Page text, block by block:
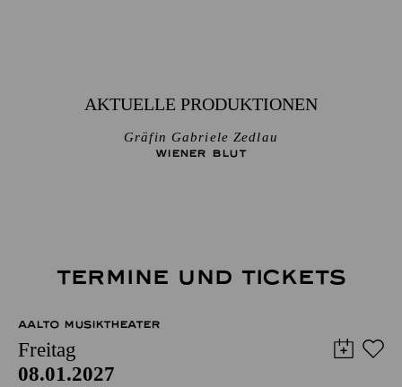
AKTUELLE PRODUKTIONEN
Gräfin Gabriele Zedlau
WIENER BLUT
TERMINE UND TICKETS
AALTO MUSIKTHEATER
Freitag
08.01.2027